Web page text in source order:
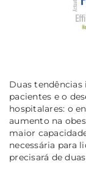
Duas
pacientes e o
hospitalares: o
aumento na
maior
necessária para
precisará de